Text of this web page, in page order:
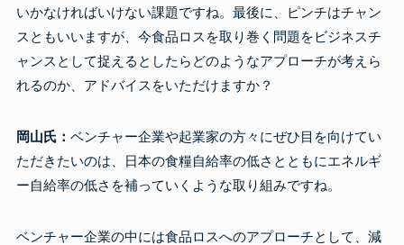
いかなければいけない課題ですね。最後に、ピンチはチャン
スともいいますが、今食品ロスを取り巻く問題をビジネスチ
ャンスとして捉えるとしたらどのようなアプローチが考えら
れるのか、アドバイスをいただけますか？
岡山氏： ベンチャー企業や起業家の方々にぜひ目を向けてい
ただきたいのは、日本の食糧自給率の低さとともにエネルギ
ー自給率の低さを補っていくような取り組みですね。
ベンチャー企業の中には食品ロスへのアプローチとして、減